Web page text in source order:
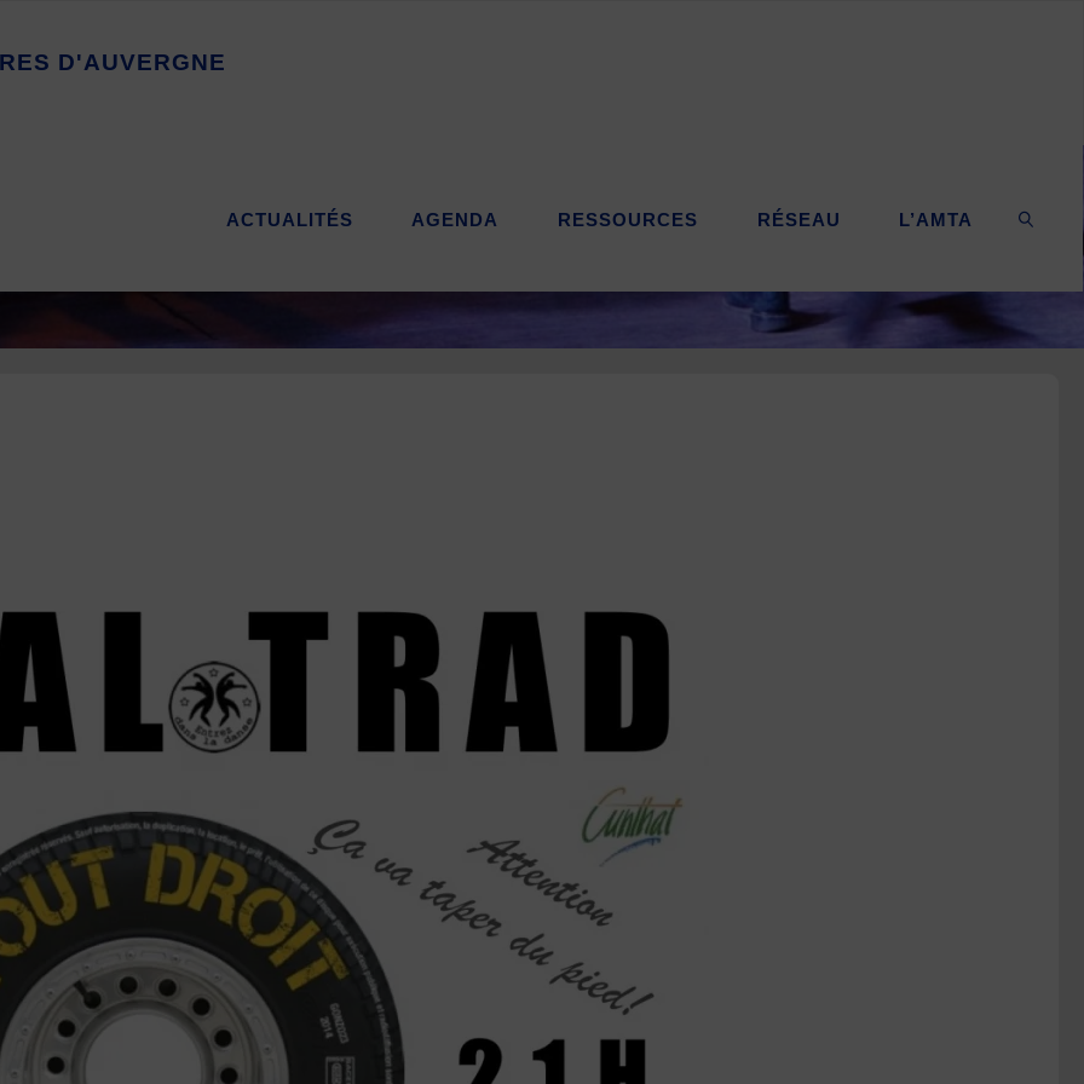
ES D'AUVERGNE
ACTUALITÉS AGENDA RESSOURCES RÉSEAU L’AMTA